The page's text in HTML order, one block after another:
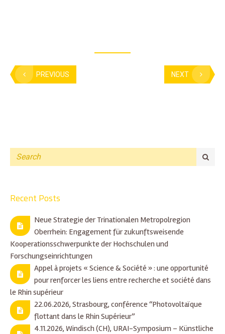
PREVIOUS NEXT
Recent Posts
Neue Strategie der Trinationalen Metropolregion
Oberrhein: Engagement für zukunftsweisende
Kooperationsschwerpunkte der Hochschulen und
Forschungseinrichtungen
Appel à projets « Science & Société » : une opportunité
pour renforcer les liens entre recherche et société dans
le Rhin supérieur
22.06.2026, Strasbourg, conférence “Photovoltaïque
flottant dans le Rhin Supérieur”
4.11.2026, Windisch (CH), URAI-Symposium – Künstliche